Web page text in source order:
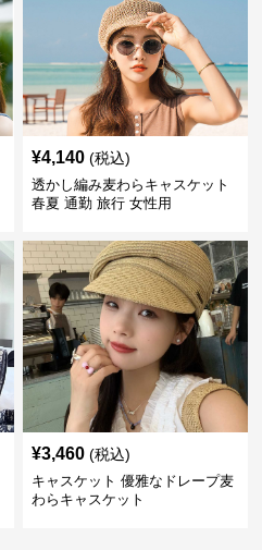
¥4,140 (税込)
透かし編み麦わらキャスケット
春夏 通勤 旅行 女性用
¥3,460 (税込)
キャスケット 優雅なドレープ麦
わらキャスケット